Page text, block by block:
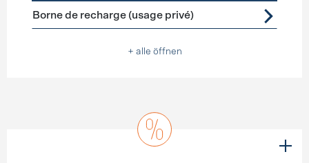
Förderprogramme Ladeinfrastruktur
Borne de recharge (usage privé)
+ alle öffnen